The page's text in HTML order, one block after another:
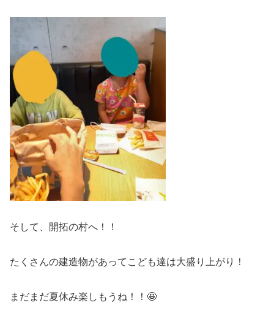
そして、開拓の村へ！！
たくさんの建造物があってこども達は大盛り上がり！
まだまだ夏休み楽しもうね！！🤩